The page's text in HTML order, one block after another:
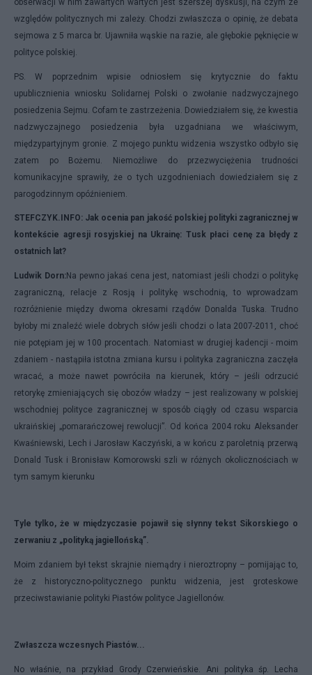
obserwacji w nim zawartych wartych jest szerszej dyskusji, na czym ze
względów politycznych mi zależy. Chodzi zwłaszcza o opinię, że debata
sejmowa z 5 marca br. Ujawniła wąskie na razie, ale głębokie pęknięcie w
polityce polskiej.
PS. W poprzednim wpisie odniosłem się krytycznie do faktu
upublicznienia wniosku Solidarnej Polski o zwołanie nadzwyczajnego
posiedzenia Sejmu. Cofam te zastrzeżenia. Dowiedziałem się, że kwestia
nadzwyczajnego posiedzenia była uzgadniana we właściwym,
międzypartyjnym gronie. Z mojego punktu widzenia wszystko odbyło się
zatem po Bożemu. Niemożliwe do przezwyciężenia trudności
komunikacyjne sprawiły, że o tych uzgodnieniach dowiedziałem się z
parogodzinnym opóźnieniem.
STEFCZYK.INFO: Jak ocenia pan jakość polskiej polityki zagranicznej w
kontekście agresji rosyjskiej na Ukrainę: Tusk płaci cenę za błędy z
ostatnich lat?
Ludwik Dorn:Na pewno jakaś cena jest, natomiast jeśli chodzi o politykę
zagraniczną, relacje z Rosją i politykę wschodnią, to wprowadzam
rozróżnienie między dwoma okresami rządów Donalda Tuska. Trudno
byłoby mi znaleźć wiele dobrych słów jeśli chodzi o lata 2007-2011, choć
nie potępiam jej w 100 procentach. Natomiast w drugiej kadencji - moim
zdaniem - nastąpiła istotna zmiana kursu i polityka zagraniczna zaczęła
wracać, a może nawet powróciła na kierunek, który – jeśli odrzucić
retorykę zmieniających się obozów władzy – jest realizowany w polskiej
wschodniej polityce zagranicznej w sposób ciągły od czasu wsparcia
ukraińskiej „pomarańczowej rewolucji”. Od końca 2004 roku Aleksander
Kwaśniewski, Lech i Jarosław Kaczyński, a w końcu z paroletnią przerwą
Donald Tusk i Bronisław Komorowski szli w różnych okolicznościach w
tym samym kierunku
Tyle tylko, że w międzyczasie pojawił się słynny tekst Sikorskiego o
zerwaniu z „polityką jagiellońską”.
Moim zdaniem był tekst skrajnie niemądry i nieroztropny – pomijając to,
że z historyczno-politycznego punktu widzenia, jest groteskowe
przeciwstawianie polityki Piastów polityce Jagiellonów.
Zwłaszcza wczesnych Piastów...
No właśnie, na przykład Grody Czerwieńskie. Ani polityka śp. Lecha